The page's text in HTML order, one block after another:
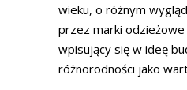
wieku, o różnym
przez marki odzieżowe
wpisujący się w ideę
różnorodności jako